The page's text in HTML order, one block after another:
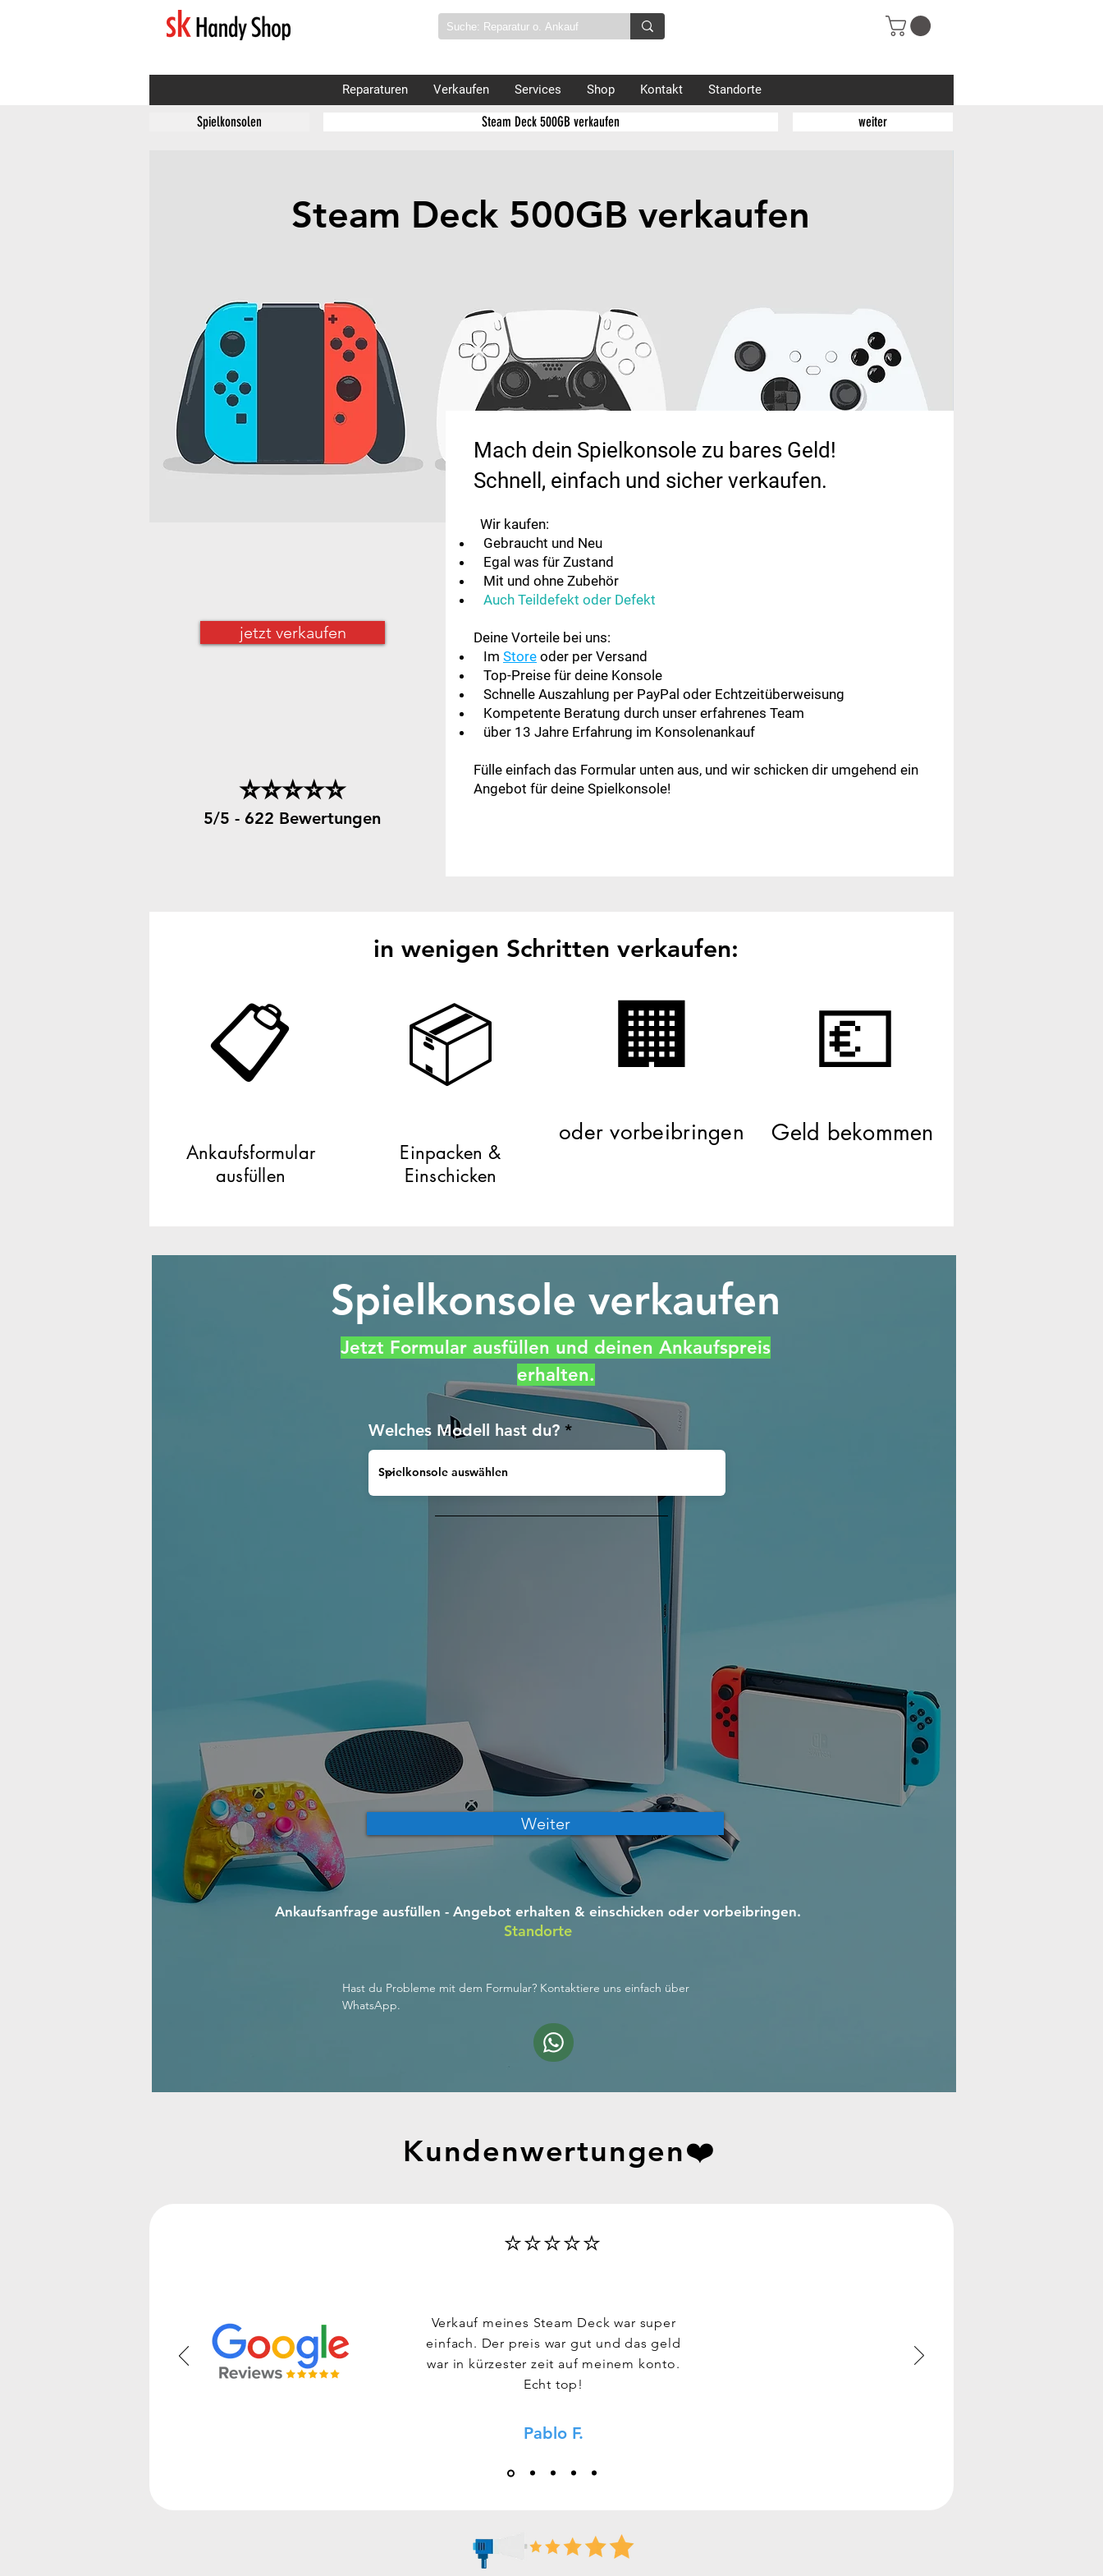
Reparaturen Verkaufen Services Shop Kontakt Standorte
Spielkonsolen Steam Deck 500GB verkaufen weiter
Steam Deck 500GB verkaufen
jetzt verkaufen
⭐⭐⭐⭐⭐
5/5 - 622 Bewertungen
Mach dein Spielkonsole zu bares Geld!
Schnell, einfach und sicher verkaufen.​
Wir kaufen: ​
Gebraucht und Neu
Egal was für Zustand
Mit und ohne Zubehör​​
Auch Teildefekt oder Defekt
Deine Vorteile bei uns:
Im Store oder per Versand
Top-Preise für deine Konsole
Schnelle Auszahlung per PayPal oder Echtzeitüberweisung
Kompetente Beratung durch unser erfahrenes Team
über 13 Jahre Erfahrung im Konsolenankauf
Fülle einfach das Formular unten aus, und wir schicken dir umgehend ein
Angebot für deine Spielkonsole!​​
in wenigen Schritten verkaufen:
📋
Ankaufsformular
ausfüllen
📦
Einpacken &
Einschicken
🏢
oder vorbeibringen
💶
Geld bekommen
Spielkonsole verkaufen
Jetzt Formular ausfüllen und deinen Ankaufspreis
erhalten.
Welches Modell hast du?
Weiter
Ankaufsanfrage ausfüllen - Angebot erhalten & einschicken oder vorbeibringen.
Standorte
Hast du Probleme mit dem Formular? Kontaktiere uns einfach über
WhatsApp.
Kundenwertungen❤️
⭐⭐⭐⭐⭐
Verkauf meines Steam Deck war super
einfach. Der preis war gut und das geld
war in kürzester zeit auf meinem konto.
Echt top!
Pablo F.